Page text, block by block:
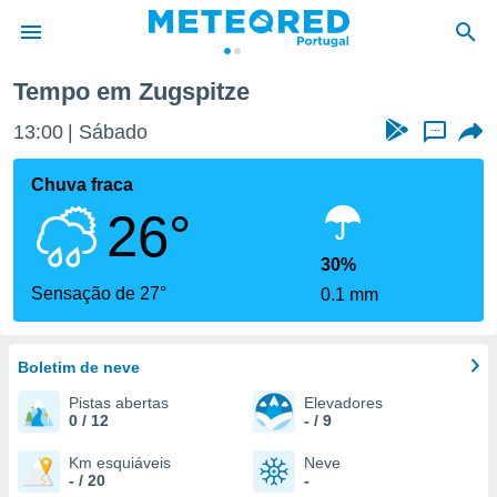
da
foi
fornecidas
a este
das
e
forma
digital
Tempo em Zugspitze
13:00 Sábado ...
Chuva fraca
26°
Sensação de 27°
30%
0.1 mm
Boletim de neve
Pistas abertas
0 / 12
Elevadores
- / 9
Km esquiáveis
- / 20
Neve
-